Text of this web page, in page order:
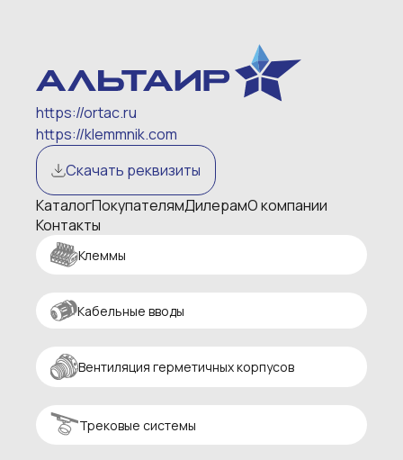
https://ortac.ru
https://klemmnik.com
Скачать реквизиты
КаталогПокупателямДилерамО компании
Контакты
Клеммы
Кабельные вводы
Вентиляция герметичных корпусов
Трековые системы